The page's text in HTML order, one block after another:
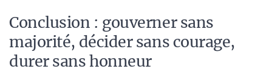
Conclusion : gouverner sans
majorité, décider sans courage,
durer sans honneur